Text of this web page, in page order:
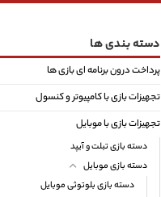
دسته بندی ها
پرداخت درون برنامه ای بازی ها
تجهیزات بازی با کامپیوتر و کنسول
تجهیزات بازی با موبایل
دسته بازی تبلت و آیپد
دسته بازی موبایل
دسته بازی بلوتوثی موبایل